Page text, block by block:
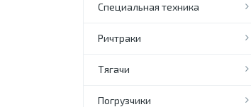
Специальная техника
Ричтраки
Тягачи
Погрузчики